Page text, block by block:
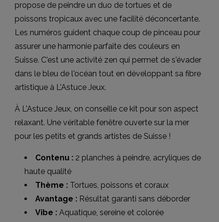
propose de peindre un duo de tortues et de
poissons tropicaux avec une facilité déconcertante.
Les numéros guident chaque coup de pinceau pour
assurer une harmonie parfaite des couleurs en
Suisse. C'est une activité zen qui permet de s'évader
dans le bleu de l'océan tout en développant sa fibre
artistique à L'Astuce Jeux.
À L'Astuce Jeux, on conseille ce kit pour son aspect
relaxant. Une véritable fenêtre ouverte sur la mer
pour les petits et grands artistes de Suisse !
Contenu : 2 planches à peindre, acryliques de
haute qualité
Thème : Tortues, poissons et coraux
Avantage : Résultat garanti sans déborder
Vibe : Aquatique, sereine et colorée